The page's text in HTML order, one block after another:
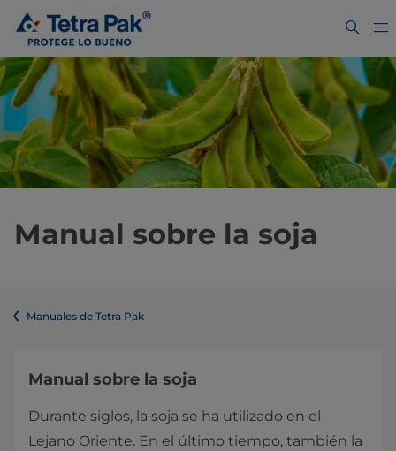
Manual sobre la soja
Manuales de Tetra Pak
Manual sobre la soja
Durante siglos, la soja se ha utilizado en el
Lejano Oriente. En el último tiempo, también la